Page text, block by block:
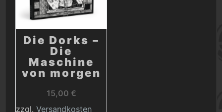
Die Dorks –
Die
Maschine
von morgen
15,00 €
zzgl. Versandkosten